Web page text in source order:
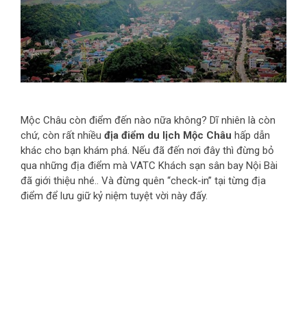
Mộc Châu còn điểm đến nào nữa không? Dĩ nhiên là còn
chứ, còn rất nhiều địa điểm du lịch Mộc Châu hấp dẫn
khác cho bạn khám phá. Nếu đã đến nơi đây thì đừng bỏ
qua những địa điểm mà VATC Khách sạn sân bay Nội Bài
đã giới thiệu nhé.. Và đừng quên “check-in” tại từng địa
điểm để lưu giữ kỷ niệm tuyệt vời này đấy.